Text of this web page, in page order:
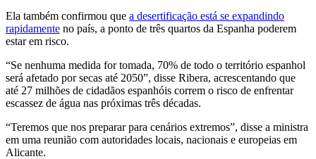
Ela também confirmou que a desertificação está se expandindo
rapidamente no país, a ponto de três quartos da Espanha poderem
estar em risco.
“Se nenhuma medida for tomada, 70% de todo o território espanhol
será afetado por secas até 2050”, disse Ribera, acrescentando que
até 27 milhões de cidadãos espanhóis correm o risco de enfrentar
escassez de água nas próximas três décadas.
“Teremos que nos preparar para cenários extremos”, disse a ministra
em uma reunião com autoridades locais, nacionais e europeias em
Alicante.